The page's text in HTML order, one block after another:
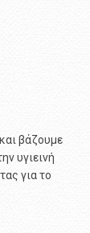
βάζουμε
υγιεινή
για το